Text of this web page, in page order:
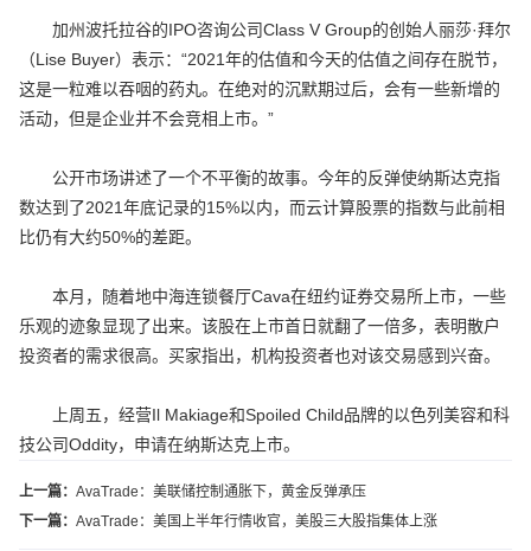
加州波托拉谷的IPO咨询公司Class V Group的创始人丽莎·拜尔
（Lise Buyer）表示：“2021年的估值和今天的估值之间存在脱节，
这是一粒难以吞咽的药丸。在绝对的沉默期过后，会有一些新增的
活动，但是企业并不会竞相上市。”
公开市场讲述了一个不平衡的故事。今年的反弹使纳斯达克指
数达到了2021年底记录的15%以内，而云计算股票的指数与此前相
比仍有大约50%的差距。
本月，随着地中海连锁餐厅Cava在纽约证券交易所上市，一些
乐观的迹象显现了出来。该股在上市首日就翻了一倍多，表明散户
投资者的需求很高。买家指出，机构投资者也对该交易感到兴奋。
上周五，经营Il Makiage和Spoiled Child品牌的以色列美容和科
技公司Oddity，申请在纳斯达克上市。
上一篇： AvaTrade：美联储控制通胀下，黄金反弹承压
下一篇： AvaTrade：美国上半年行情收官，美股三大股指集体上涨